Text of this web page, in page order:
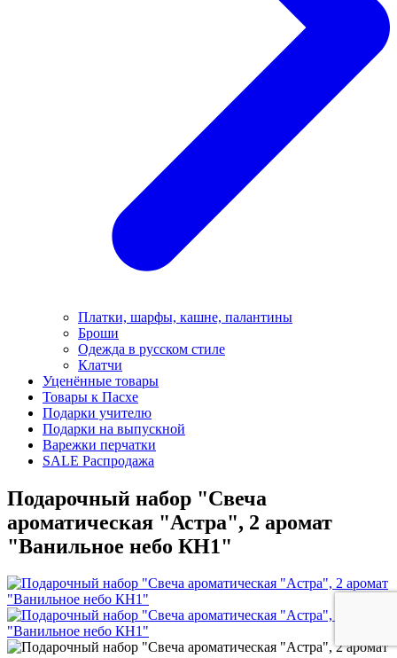
Платки, шарфы, кашне, палантины
Броши
Одежда в русском стиле
Клатчи
Уценённые товары
Товары к Пасхе
Подарки учителю
Подарки на выпускной
Варежки перчатки
SALE Распродажа
Подарочный набор "Свеча
ароматическая "Астра", 2 аромат
"Ванильное небо КН1"